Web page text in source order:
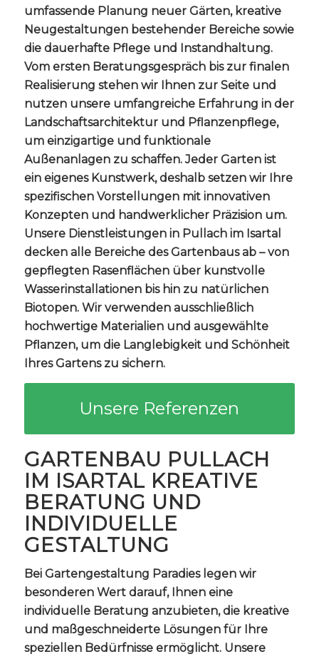
umfassende Planung neuer Gärten, kreative
Neugestaltungen bestehender Bereiche sowie
die dauerhafte Pflege und Instandhaltung.
Vom ersten Beratungsgespräch bis zur finalen
Realisierung stehen wir Ihnen zur Seite und
nutzen unsere umfangreiche Erfahrung in der
Landschaftsarchitektur und Pflanzenpflege,
um einzigartige und funktionale
Außenanlagen zu schaffen. Jeder Garten ist
ein eigenes Kunstwerk, deshalb setzen wir Ihre
spezifischen Vorstellungen mit innovativen
Konzepten und handwerklicher Präzision um.
Unsere Dienstleistungen in Pullach im Isartal
decken alle Bereiche des Gartenbaus ab – von
gepflegten Rasenflächen über kunstvolle
Wasserinstallationen bis hin zu natürlichen
Biotopen. Wir verwenden ausschließlich
hochwertige Materialien und ausgewählte
Pflanzen, um die Langlebigkeit und Schönheit
Ihres Gartens zu sichern.
Unsere Referenzen
GARTENBAU PULLACH
IM ISARTAL KREATIVE
BERATUNG UND
INDIVIDUELLE
GESTALTUNG
Bei Gartengestaltung Paradies legen wir
besonderen Wert darauf, Ihnen eine
individuelle Beratung anzubieten, die kreative
und maßgeschneiderte Lösungen für Ihre
speziellen Bedürfnisse ermöglicht. Unsere